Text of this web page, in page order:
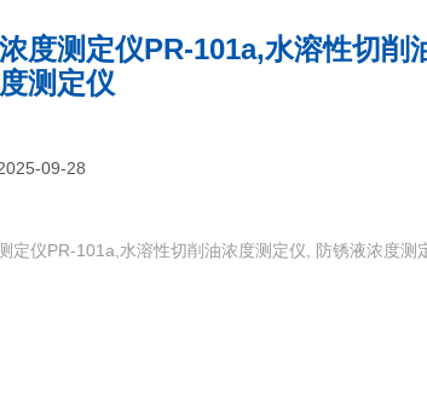
度测定仪PR-101a,水溶性切削
测定仪
09-28
定仪PR-101a,水溶性切削油浓度测定仪, 防锈液浓度测